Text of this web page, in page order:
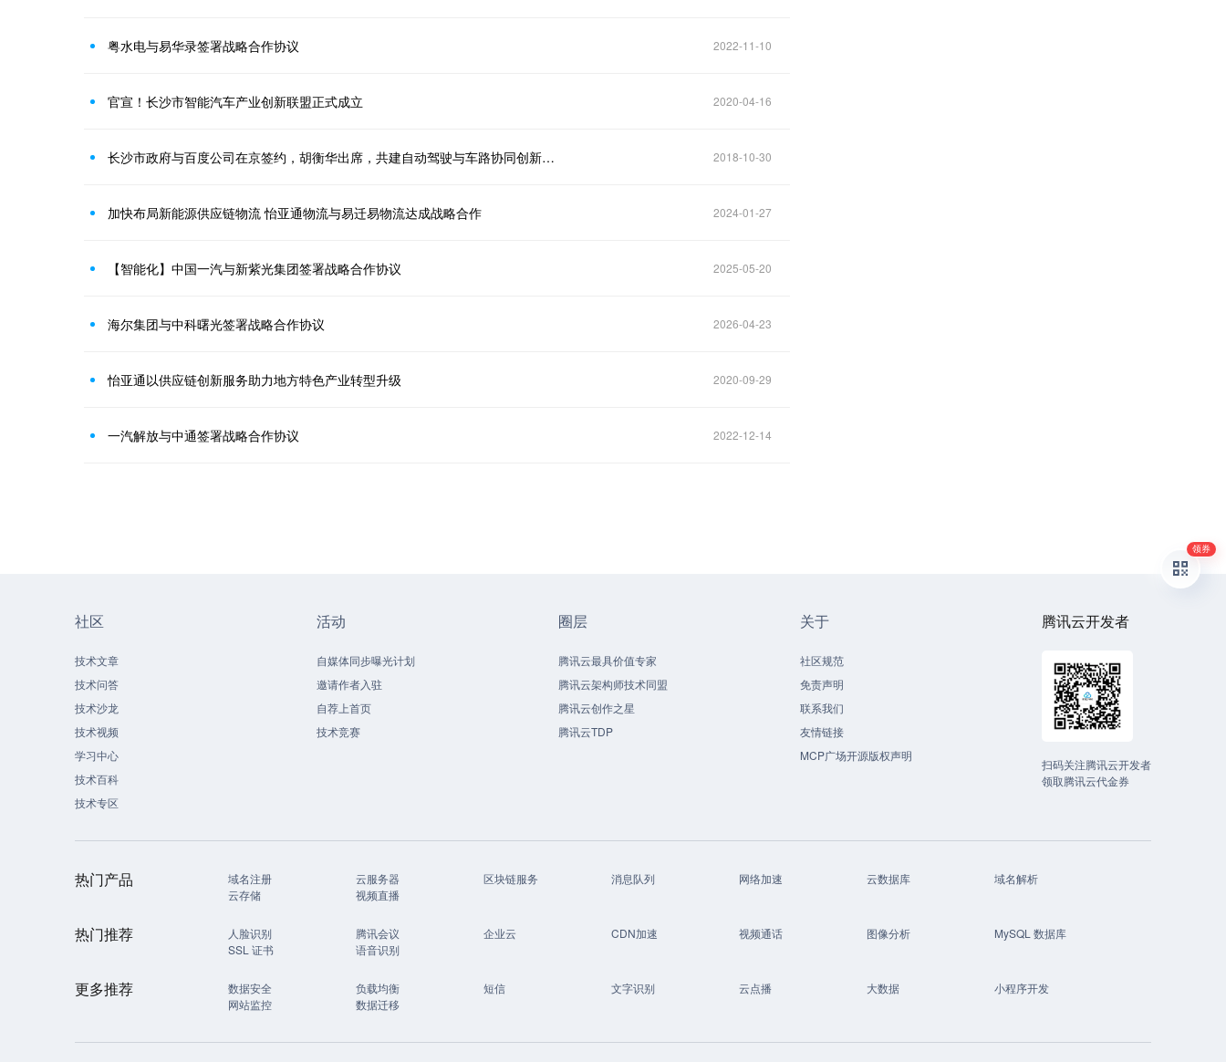
粤水电与易华录签署战略合作协议 2022-11-10
官宣！长沙市智能汽车产业创新联盟正式成立 2020-04-16
长沙市政府与百度公司在京签约，胡衡华出席，共建自动驾驶与车路协同创新示范城市 2018-10-30
加快布局新能源供应链物流 怡亚通物流与易迁易物流达成战略合作 2024-01-27
【智能化】中国一汽与新紫光集团签署战略合作协议 2025-05-20
海尔集团与中科曙光签署战略合作协议 2026-04-23
怡亚通以供应链创新服务助力地方特色产业转型升级 2020-09-29
一汽解放与中通签署战略合作协议 2022-12-14
社区
技术文章
技术问答
技术沙龙
技术视频
学习中心
技术百科
技术专区
活动
自媒体同步曝光计划
邀请作者入驻
自荐上首页
技术竞赛
圈层
腾讯云最具价值专家
腾讯云架构师技术同盟
腾讯云创作之星
腾讯云TDP
关于
社区规范
免责声明
联系我们
友情链接
MCP广场开源版权声明
腾讯云开发者
扫码关注腾讯云开发者
领取腾讯云代金券
热门产品 域名注册 云服务器 区块链服务 消息队列 网络加速 云数据库
域名解析
云存储
视频直播
热门推荐 人脸识别 腾讯会议 企业云 CDN加速 视频通话 图像分析
MySQL 数据库
SSL 证书
语音识别
更多推荐 数据安全 负载均衡 短信 文字识别 云点播 大数据
小程序开发
网站监控
数据迁移
领券